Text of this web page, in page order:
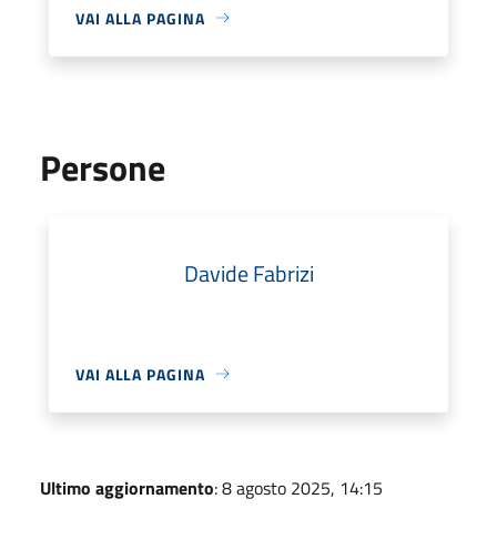
VAI ALLA PAGINA
Persone
Davide Fabrizi
VAI ALLA PAGINA
Ultimo aggiornamento: 8 agosto 2025, 14:15